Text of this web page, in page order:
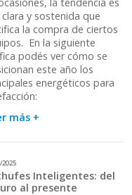
y sostenida que
la compra de ciertos
En la siguiente
podés ver cómo se
este año los
energéticos para
más +
2025
Inteligentes: del
al presente